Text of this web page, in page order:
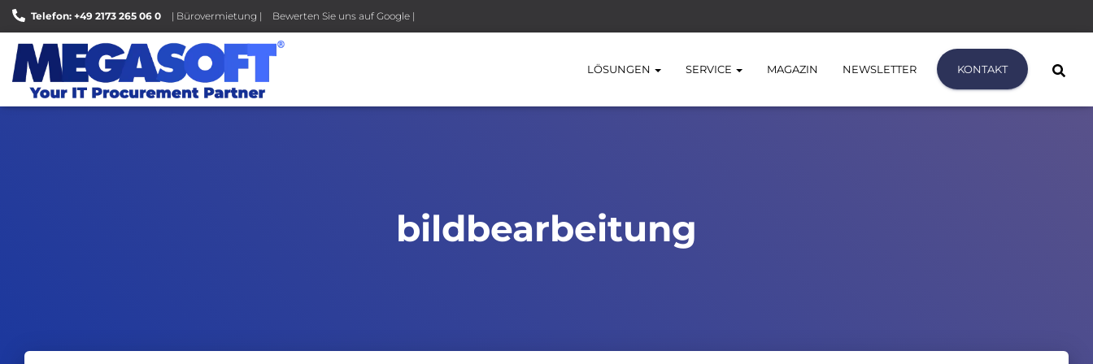
Telefon: +49 2173 265 06 0 | Bürovermietung | Bewerten Sie uns auf Google |
LÖSUNGEN SERVICE MAGAZIN NEWSLETTER KONTAKT
bildbearbeitung